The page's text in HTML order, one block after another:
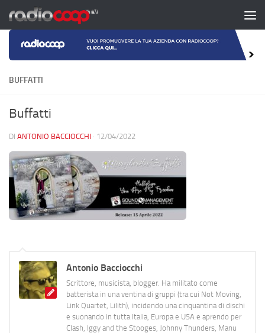
Salta al contenuto
BUFFATTI
Buffatti
DI ANTONIO BACCIOCCHI · 12/04/2022
Antonio Bacciocchi
Scrittore, musicista, blogger. Ha militato come
batterista in una ventina di gruppi (tra cui Not Moving,
Link Quartet, Lilith), incidendo una cinquantina di dischi
e suonando in tutta Italia, Europa e USA e aprendo per
Clash, Iggy and the Stooges, Johnny Thunders, Manu